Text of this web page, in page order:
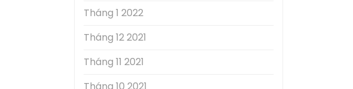
Tháng 1 2022
Tháng 12 2021
Tháng 11 2021
Tháng 10 2021